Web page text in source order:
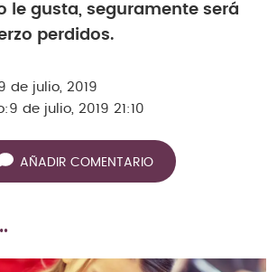
le gusta, seguramente será
perdidos.
de julio, 2019
9 de julio, 2019 21:10
AÑADIR COMENTARIO